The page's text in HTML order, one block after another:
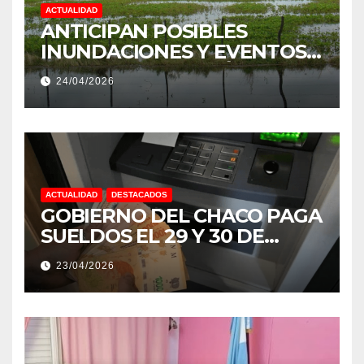
ACTUALIDAD
ANTICIPAN POSIBLES
INUNDACIONES Y EVENTOS
EXTREMOS: “PODRÍA SER UN
NIÑO MUY IMPORTANTE”
24/04/2026
ACTUALIDAD DESTACADOS
GOBIERNO DEL CHACO PAGA
SUELDOS EL 29 Y 30 DE
ABRIL, CON EL 2% DE
AUMENTO
23/04/2026